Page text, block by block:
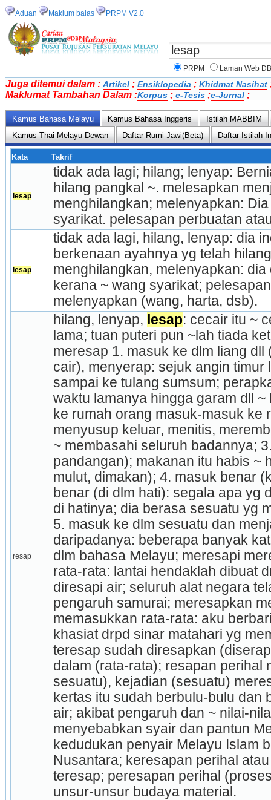
Aduan Maklum balas PRPM V2.0
PRPM Laman Web
Juga ditemui dalam : Artikel ; Ensiklopedia ; Khidmat Nasihat
Maklumat Tambahan Dalam :Korpus ; e-Tesis ;e-Jurnal ;
Kamus Bahasa Melayu Kamus Bahasa Inggeris
Istilah MABBIM
Kamus Thai Melayu Dewan
Daftar Rumi-Jawi(Beta) Daftar Istilah
Kata Takrif
lesap
tidak ada lagi; hilang; lenyap:
hilang pangkal ~. melesapkan
menghilangkan; melenyapkan:
syarikat. pelesapan perbuatan
lesap
tidak ada lagi, hilang, lenyap: dia
berkenaan ayahnya yg telah
menghilangkan, melenyapkan:
kerana ~ wang syarikat;
melenyapkan (wang, harta, dsb).
resap
hilang, lenyap, lesap: cecair itu ~
lama; tuan puteri pun ~lah tiada
meresap 1. masuk ke dlm liang dll
cair), menyerap: sejuk angin timur
sampai ke tulang sumsum;
waktu lamanya hingga garam dll
ke rumah orang masuk-masuk ke
menyusup keluar, menitis,
~ membasahi seluruh badannya;
pandangan); makanan itu habis ~
mulut, dimakan); 4. masuk benar
benar (di dlm hati): segala apa yg
di hatinya; dia berasa sesuatu yg
5. masuk ke dlm sesuatu dan
daripadanya: beberapa banyak
dlm bahasa Melayu; meresapi
rata-rata: lantai hendaklah dibuat
diresapi air; seluruh alat negara
pengaruh samurai; meresapkan
memasukkan rata-rata: aku
khasiat drpd sinar matahari yg
teresap sudah diresapkan
dalam (rata-rata); resapan perihal
sesuatu), kejadian (sesuatu)
kertas itu sudah berbulu-bulu dan
air; akibat pe­ngaruh dan ~ nilai-
menyebabkan syair dan pantun
kedudukan penyair Melayu Islam
Nusantara; keresapan perihal
teresap; peresapan perihal
unsur-unsur budaya material.